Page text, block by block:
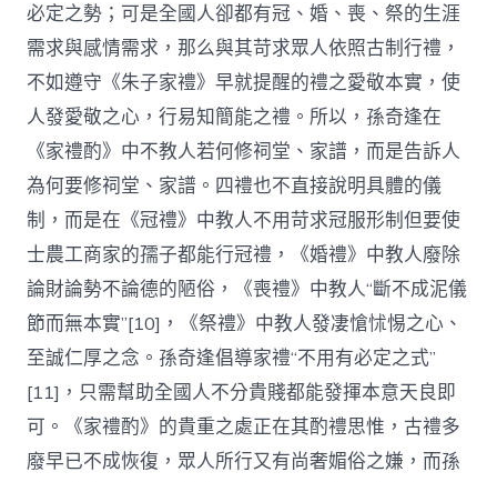
必定之勢；可是全國人卻都有冠、婚、喪、祭的生涯
需求與感情需求，那么與其苛求眾人依照古制行禮，
不如遵守《朱子家禮》早就提醒的禮之愛敬本實，使
人發愛敬之心，行易知簡能之禮。所以，孫奇逢在
《家禮酌》中不教人若何修祠堂、家譜，而是告訴人
為何要修祠堂、家譜。四禮也不直接說明具體的儀
制，而是在《冠禮》中教人不用苛求冠服形制但要使
士農工商家的孺子都能行冠禮，《婚禮》中教人廢除
論財論勢不論德的陋俗，《喪禮》中教人“斷不成泥儀
節而無本實”[10]，《祭禮》中教人發凄愴怵惕之心、
至誠仁厚之念。孫奇逢倡導家禮“不用有必定之式”
[11]，只需幫助全國人不分貴賤都能發揮本意天良即
可。《家禮酌》的貴重之處正在其酌禮思惟，古禮多
廢早已不成恢復，眾人所行又有尚奢媚俗之嫌，而孫